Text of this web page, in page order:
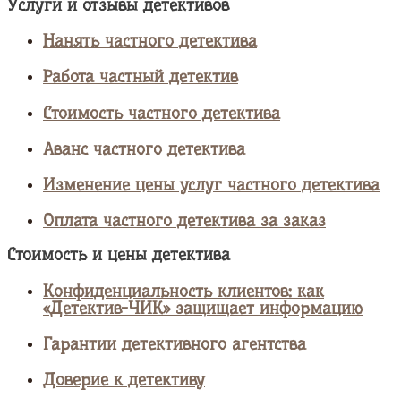
Услуги и отзывы детективов
Нанять частного детектива
Работа частный детектив
Стоимость частного детектива
Аванс частного детектива
Изменение цены услуг частного детектива
Оплата частного детектива за заказ
Стоимость и цены детектива
Конфиденциальность клиентов: как
«Детектив-ЧИК» защищает информацию
Гарантии детективного агентства
Доверие к детективу